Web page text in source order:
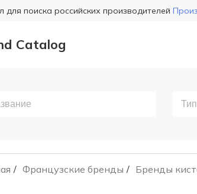
для поиска российских производителей
Catalog
Французские бренды Бренды